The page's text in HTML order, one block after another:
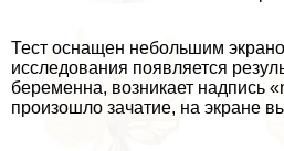
Тест оснащен небольшим
исследования появляется
беременна, возникает надпись
произошло зачатие, на экране